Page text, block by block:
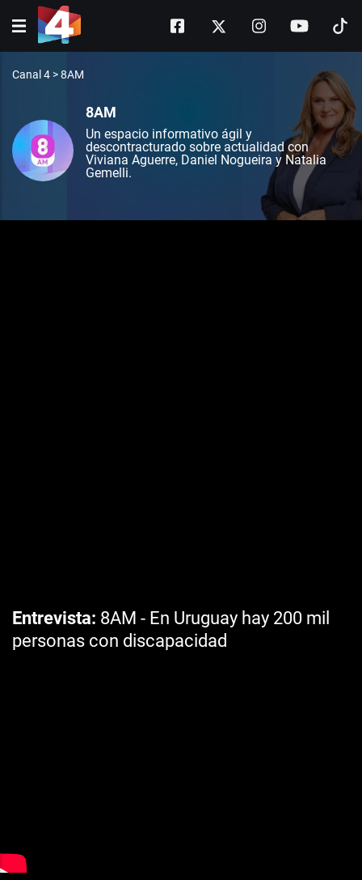
Canal 4 >8AM
8AM
Un espacio informativo ágil y
descontracturado sobre actualidad con
Viviana Aguerre, Daniel Nogueira y Natalia
Gemelli.
Entrevista 8AM - En Uruguay hay 200 mil
personas con discapacidad